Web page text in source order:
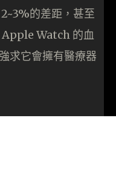
的差距，甚至
Apple Watch 的血
求它會擁有醫療器